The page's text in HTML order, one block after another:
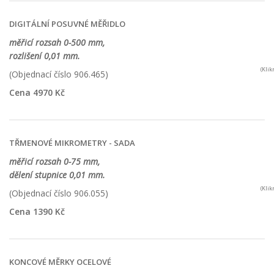
DIGITÁLNÍ POSUVNÉ MĚŘIDLO
měřicí rozsah 0-500 mm,
rozlišení 0,01 mm.
(Objednací číslo 906.465)
Cena 4970 Kč
TŘMENOVÉ MIKROMETRY - SADA
měřicí rozsah 0-75 mm,
dělení stupnice 0,01 mm.
(Objednací číslo 906.055)
Cena 1390 Kč
KONCOVÉ MĚRKY OCELOVÉ